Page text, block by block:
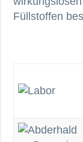
Füllstoffen